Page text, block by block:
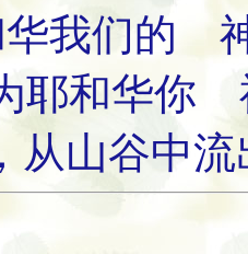
华我们的
耶和华你
从山谷中